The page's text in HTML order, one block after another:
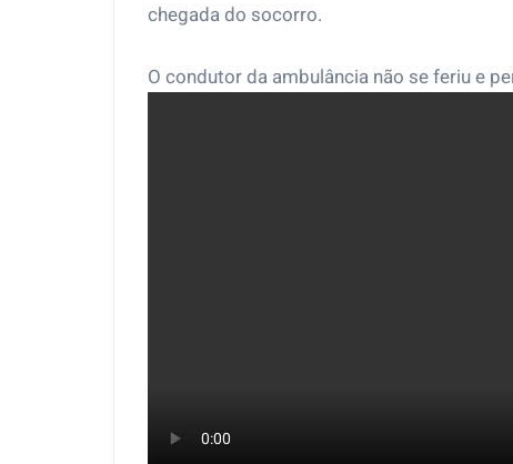
chegada do socorro.
O condutor da ambulância não se feriu e